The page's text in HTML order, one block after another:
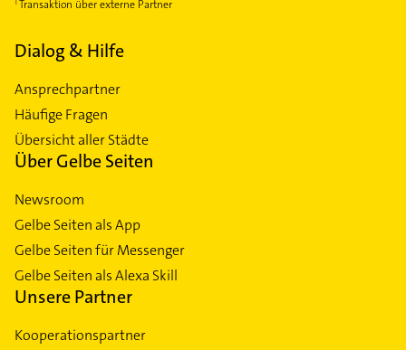
Transaktion über externe Partner
Dialog & Hilfe
Ansprechpartner
Häufige Fragen
Übersicht aller Städte
Über Gelbe Seiten
Newsroom
Gelbe Seiten als App
Gelbe Seiten für Messenger
Gelbe Seiten als Alexa Skill
Unsere Partner
Kooperationspartner